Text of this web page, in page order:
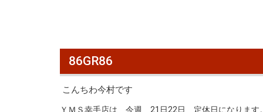
86GR86
こんちわ今村です
ＹＭＳ幸手店は 今週 21日22日 定休日になります